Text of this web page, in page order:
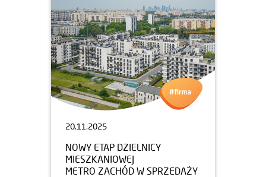
20.11.2025
NOWY ETAP DZIELNICY
MIESZKANIOWEJ
METRO ZACHÓD W SPRZEDAŻY